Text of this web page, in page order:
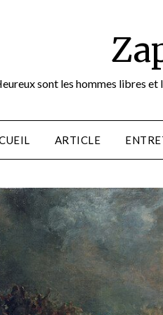
sont les hommes libres
ARTICLE